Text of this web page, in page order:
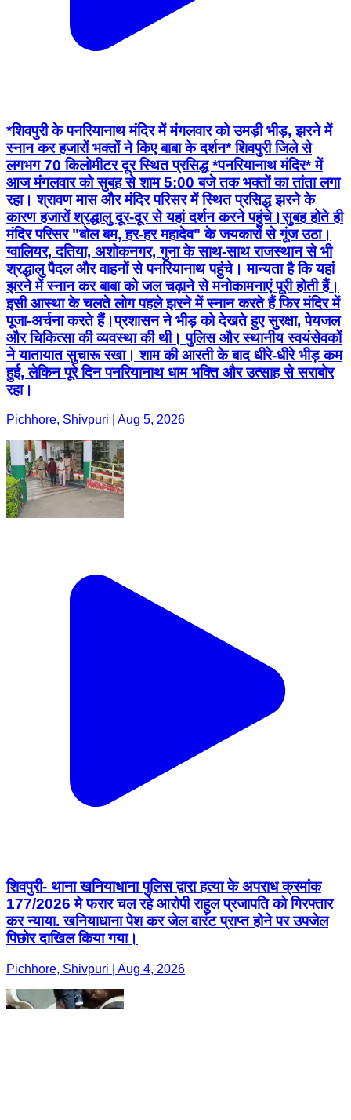
*शिवपुरी के पनरियानाथ मंदिर में मंगलवार को उमड़ी भीड़, झरने में
स्नान कर हजारों भक्तों ने किए बाबा के दर्शन* शिवपुरी जिले से
लगभग 70 किलोमीटर दूर स्थित प्रसिद्ध *पनरियानाथ मंदिर* में
आज मंगलवार को सुबह से शाम 5:00 बजे तक भक्तों का तांता लगा
रहा। श्रावण मास और मंदिर परिसर में स्थित प्रसिद्ध झरने के
कारण हजारों श्रद्धालु दूर-दूर से यहां दर्शन करने पहुंचे।सुबह होते ही
मंदिर परिसर "बोल बम, हर-हर महादेव" के जयकारों से गूंज उठा।
ग्वालियर, दतिया, अशोकनगर, गुना के साथ-साथ राजस्थान से भी
श्रद्धालु पैदल और वाहनों से पनरियानाथ पहुंचे। मान्यता है कि यहां
झरने में स्नान कर बाबा को जल चढ़ाने से मनोकामनाएं पूरी होती हैं।
इसी आस्था के चलते लोग पहले झरने में स्नान करते हैं फिर मंदिर में
पूजा-अर्चना करते हैं।प्रशासन ने भीड़ को देखते हुए सुरक्षा, पेयजल
और चिकित्सा की व्यवस्था की थी। पुलिस और स्थानीय स्वयंसेवकों
ने यातायात सुचारू रखा। शाम की आरती के बाद धीरे-धीरे भीड़ कम
हुई, लेकिन पूरे दिन पनरियानाथ धाम भक्ति और उत्साह से सराबोर
रहा।
Pichhore, Shivpuri | Aug 5, 2026
शिवपुरी- थाना खनियाधाना पुलिस द्वारा हत्या के अपराध क्रमांक
177/2026 मे फरार चल रहे आरोपी राहुल प्रजापति को गिरफ्तार
कर न्याया. खनियाधाना पेश कर जेल वारंट प्राप्त होने पर उपजेल
पिछोर दाखिल किया गया।
Pichhore, Shivpuri | Aug 4, 2026